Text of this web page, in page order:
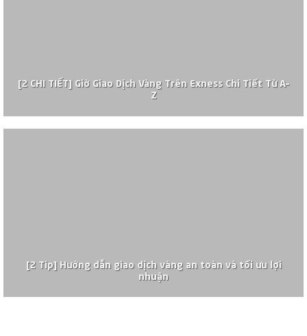
[2 CHI TIẾT] Giờ Giao Dịch Vàng Trên Exness Chi Tiết Từ A–
Z
[2 Tip] Hướng dẫn giao dịch vàng an toàn và tối ưu lợi
nhuận